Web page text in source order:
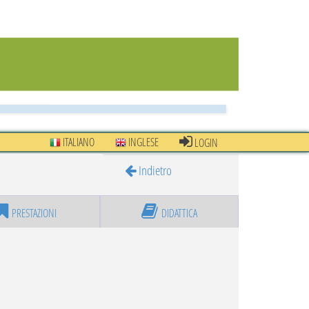
ITALIANO INGLESE
LOGIN
Indietro
PRESTAZIONI DIDATTICA